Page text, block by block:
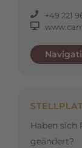
+49 221
Haben sich
geändert?